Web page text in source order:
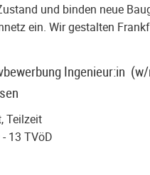
und binden neue
ein. Wir gestalten
Ingenieur:in
Teilzeit
- 13 TVöD